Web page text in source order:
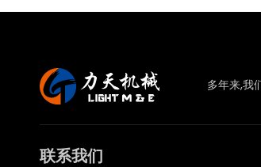
多年来,我
联系我们